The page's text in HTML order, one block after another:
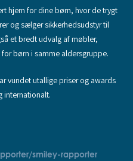
hjem for dine børn, hvor de trygt
og sælger sikkerhedsudstyr til
et bredt udvalg af møbler,
børn i samme aldersgruppe.
vundet utallige priser og awards
internationalt.
smiley-rapporter